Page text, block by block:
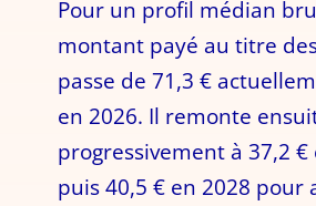
Pour un profil médian
montant payé au titre
passe de 71,3 €
en 2026. Il remonte
progressivement à 37,2 €
puis 40,5 € en 2028 pour